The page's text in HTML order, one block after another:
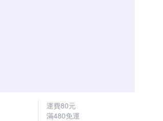
運費80元
滿480免運